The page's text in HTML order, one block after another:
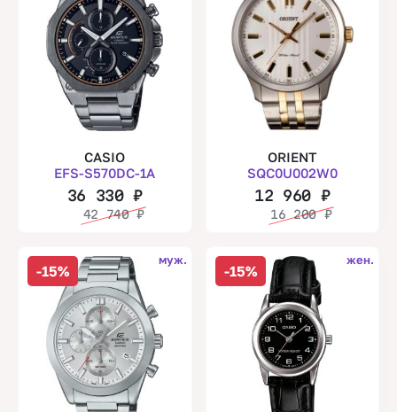
CASIO
EFS-S570DC-1A
36 330₽
42 740₽
ORIENT
SQC0U002W0
12 960 ₽
16 200₽
-15%
муж.
-15%
жен.